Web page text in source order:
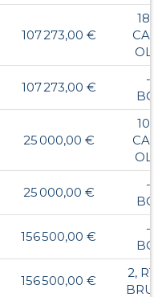
107 273,00 €
18,
107 273,00 €
-
25 000,00 €
10,
25 000,00 €
-
156 500,00 €
-
156 500,00 €
2,